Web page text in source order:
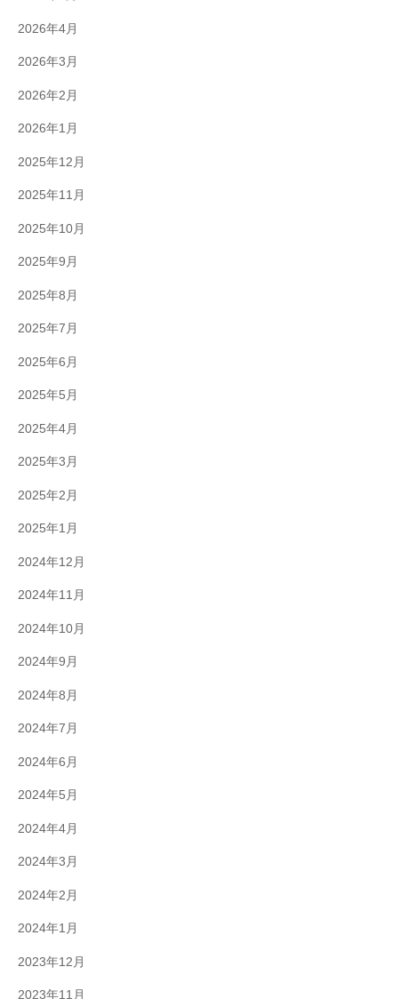
2026年4月
2026年3月
2026年2月
2026年1月
2025年12月
2025年11月
2025年10月
2025年9月
2025年8月
2025年7月
2025年6月
2025年5月
2025年4月
2025年3月
2025年2月
2025年1月
2024年12月
2024年11月
2024年10月
2024年9月
2024年8月
2024年7月
2024年6月
2024年5月
2024年4月
2024年3月
2024年2月
2024年1月
2023年12月
2023年11月